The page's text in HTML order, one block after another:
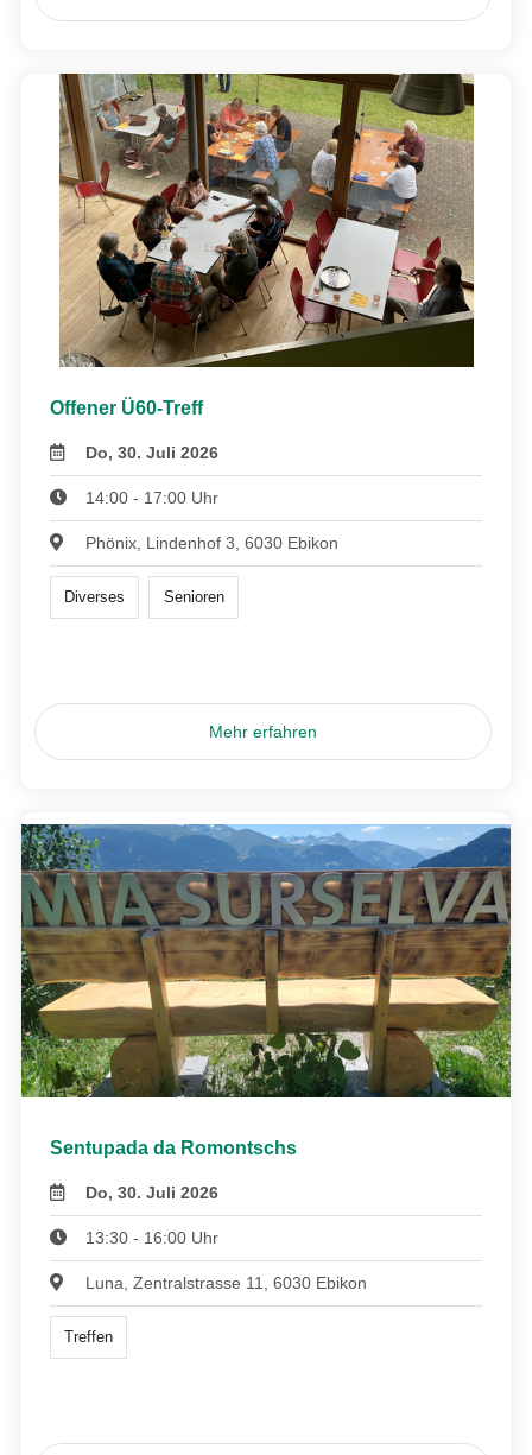
Offener Ü60-Treff
Do, 30. Juli 2026
14:00 - 17:00 Uhr
Phönix, Lindenhof 3, 6030 Ebikon
Diverses Senioren
Mehr erfahren
Sentupada da Romontschs
Do, 30. Juli 2026
13:30 - 16:00 Uhr
Luna, Zentralstrasse 11, 6030 Ebikon
Treffen